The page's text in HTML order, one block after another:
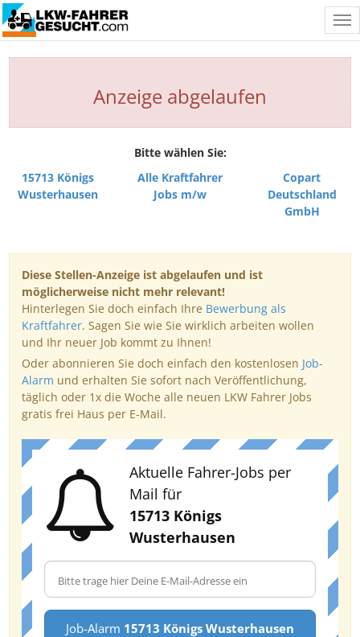
Anzeige abgelaufen
Bitte wählen Sie:
15713 Königs
Wusterhausen
Alle Kraftfahrer
Jobs m/w
Copart
Deutschland
GmbH
Diese Stellen-Anzeige ist abgelaufen und ist
möglicherweise nicht mehr relevant!
Hinterlegen Sie doch einfach Ihre Bewerbung als
Kraftfahrer. Sagen Sie wie Sie wirklich arbeiten wollen
und Ihr neuer Job kommt zu Ihnen!
Oder abonnieren Sie doch einfach den kostenlosen Job-
Alarm und erhalten Sie sofort nach Veröffentlichung,
täglich oder 1x die Woche alle neuen LKW Fahrer Jobs
gratis frei Haus per E-Mail.
Aktuelle Fahrer-Jobs per
Mail für
15713 Königs
Wusterhausen
Job-Alarm 15713 Königs Wusterhausen